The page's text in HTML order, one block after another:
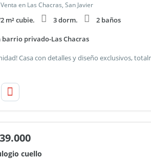
en Las Chacras, San Javier
m² cubie. 3 dorm. 2 baños
barrio privado-Las Chacras
39.000
cuello